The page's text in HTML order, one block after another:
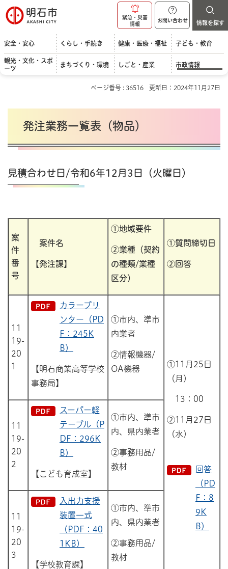
明石市
緊急・災害
情報
お問い合わせ 情報を探す
安全・安心 くらし・手続き 健康・医療・福祉 子ども・教育
観光・文化・スポ
ーツ
まちづくり・環境 しごと・産業 市政情報
ページ番号 : 36516 更新日：2024年11月27日
発注業務一覧表（物品）
見積合わせ日/令和6年12月3日（火曜日）
案
件
番
号
案件名
【発注課】
①地域要件
②業種（契約
の種類/業種
区分）
①質問締切日
②回答
11
19-
20
1
カラープリ
ンター（PD
F：245K
B）
【明石商業高等学校
事務局】
①市内、準市
内業者
②情報機器/
OA機器
①11月25日
（月）
13：00
②11月27日
（水）
回答
（PD
F：8
9K
B）
11
19-
20
2
スーパー軽
テーブル（P
DF：296K
B）
【こども育成室】
①市内、準市
内、県内業者
②事務用品/
教材
11
19-
20
3
入出力支援
装置一式
（PDF：40
1KB）
【学校教育課】
①市内、準市
内、県内業者
②事務用品/
教材